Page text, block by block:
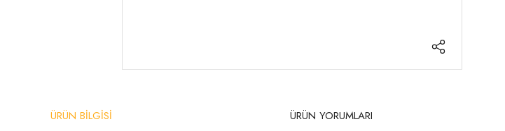
ÜRÜN BİLGİSİ ÜRÜN YORUMLARI